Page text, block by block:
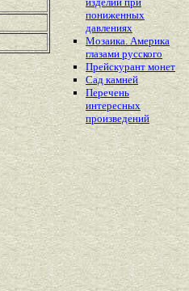
пониженных
давлениях
Мозаика. Америка
глазами русского
Прейскурант монет
Сад камней
Перечень
интересных
произведений